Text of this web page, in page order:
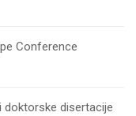
Conference
doktorske disertacije